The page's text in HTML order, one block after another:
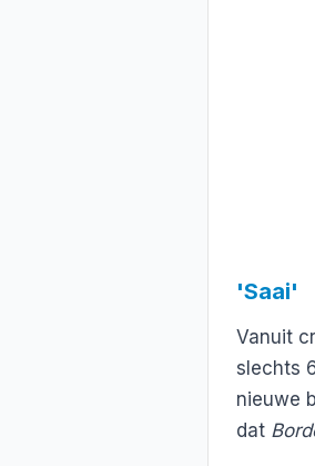
'Saai'
Vanuit
slechts
nieuwe
dat